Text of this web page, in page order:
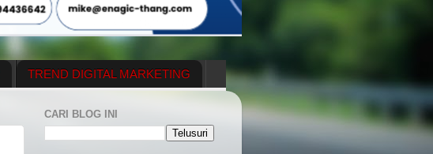
TREND DIGITAL MARKETING
CARI BLOG INI